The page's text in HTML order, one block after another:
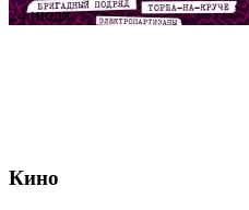
24 июля
Кино